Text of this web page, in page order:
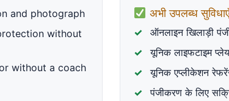
and photograph
without
without a coach
अभी उपलब्ध
ऑनलाइन खिलाड़ी
यूनिक लाइफटाइम
यूनिक एप्लीकेशन
पंजीकरण के लिए
form, you will be taken securely to Razorpay to
ID and Digital ID Card email.
भुगतान पेज पर जाएंगे। भुगतान सफल होने पर IRSF